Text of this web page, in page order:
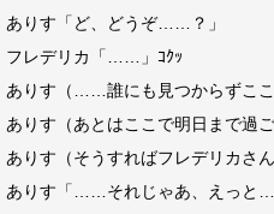
ありす「ど、どうぞ……？」
フレデリカ「……」ｺｸｯ
ありす（……誰にも見つからずここ
ありす（あとはここで明日まで過ご
ありす（そうすればフレデリカさ
ありす「……それじゃあ、えっと